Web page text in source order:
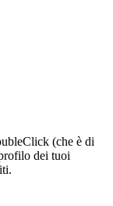
(che è di
dei tuoi